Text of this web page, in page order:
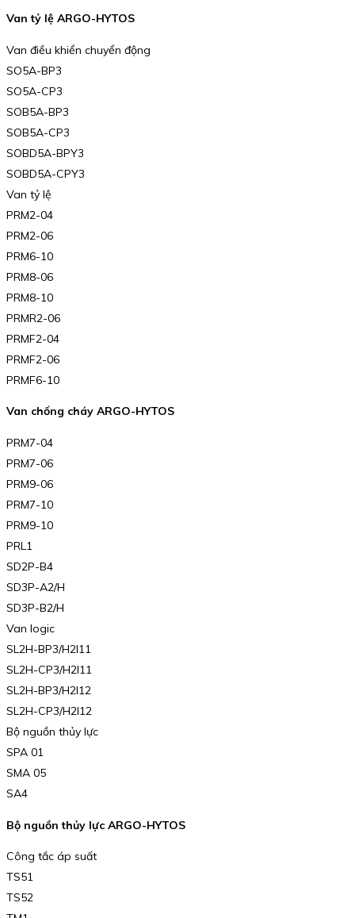
Van tỷ lệ ARGO-HYTOS
Van điều khiển chuyển động
SO5A-BP3
SO5A-CP3
SOB5A-BP3
SOB5A-CP3
SOBD5A-BPY3
SOBD5A-CPY3
Van tỷ lệ
PRM2-04
PRM2-06
PRM6-10
PRM8-06
PRM8-10
PRMR2-06
PRMF2-04
PRMF2-06
PRMF6-10
Van chống cháy ARGO-HYTOS
PRM7-04
PRM7-06
PRM9-06
PRM7-10
PRM9-10
PRL1
SD2P-B4
SD3P-A2/H
SD3P-B2/H
Van logic
SL2H-BP3/H2I11
SL2H-CP3/H2I11
SL2H-BP3/H2I12
SL2H-CP3/H2I12
Bộ nguồn thủy lực
SPA 01
SMA 05
SA4
Bộ nguồn thủy lực ARGO-HYTOS
Công tắc áp suất
TS51
TS52